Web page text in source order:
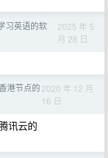
习英语的软
2025 年 5
月 28 日
港节点的 2020 年 12 月
16 日
讯云的